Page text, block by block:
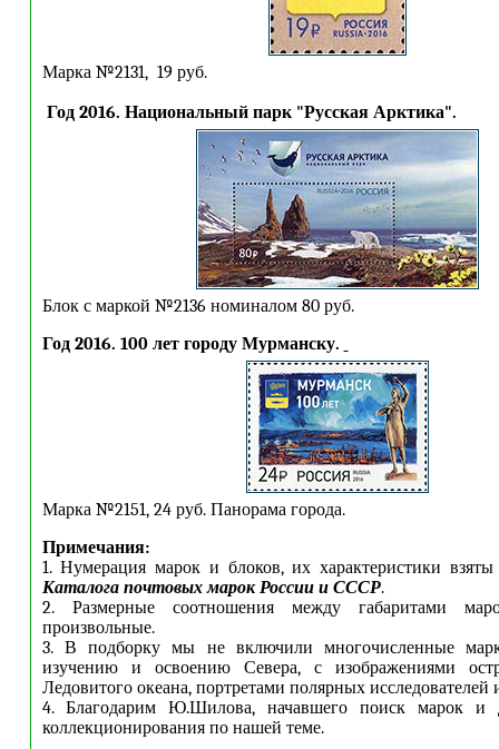
Марка №2131, 19 руб.
Год 2016. Национальный парк "Русская Арктика".
Блок с маркой №2136 номиналом 80 руб.
Год 2016. 100 лет городу Мурманску.
Марка №2151, 24 руб. Панорама города.
Примечания:
1. Нумерация марок и блоков, их характеристики взяты
Каталога почтовых марок России и СССР.
2. Размерные соотношения между габаритами
произвольные.
3. В подборку мы не включили многочисленные
изучению и освоению Севера, с изображениями
Ледовитого океана, портретами полярных исследователей
4.Благодарим Ю.Шилова, начавшего поиск марок и
коллекционирования по нашей теме.